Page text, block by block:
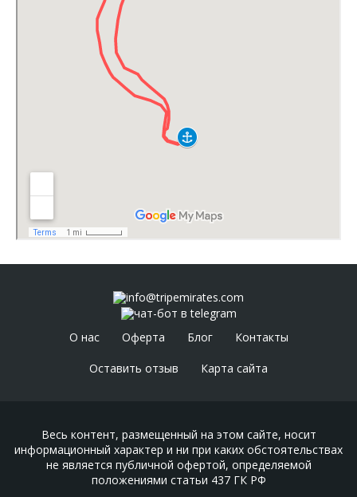
info@tripemirates.com
О нас Оферта Блог Контакты
Оставить отзыв Карта сайта
чат-бот в telegram
Весь контент, размещенный на этом сайте, носит
информационный характер и ни при каких обстоятельствах
не является публичной офертой, определяемой
положениями статьи 437 ГК РФ